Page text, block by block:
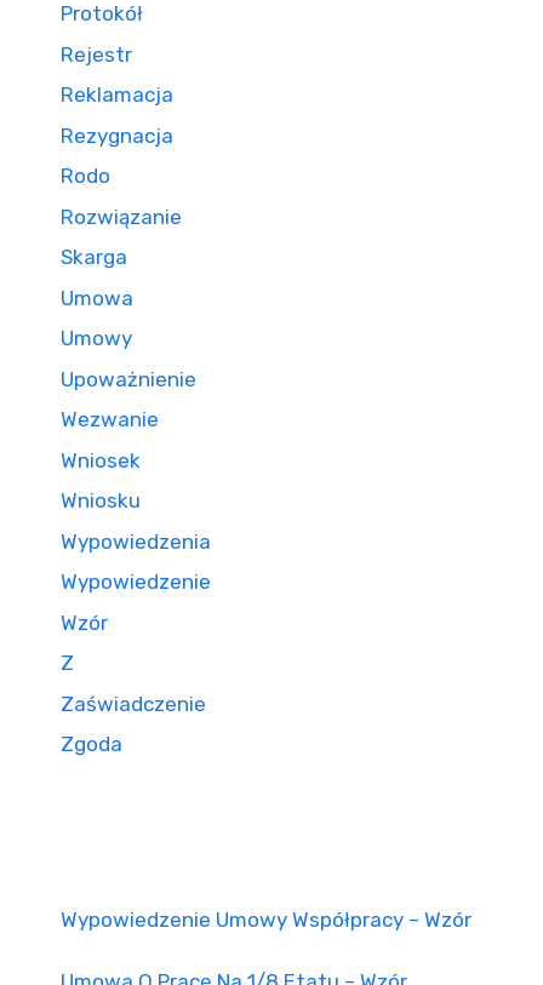
Protokół
Rejestr
Reklamacja
Rezygnacja
Rodo
Rozwiązanie
Skarga
Umowa
Umowy
Upoważnienie
Wezwanie
Wniosek
Wniosku
Wypowiedzenia
Wypowiedzenie
Wzór
Z
Zaświadczenie
Zgoda
Wypowiedzenie Umowy Współpracy – Wzór